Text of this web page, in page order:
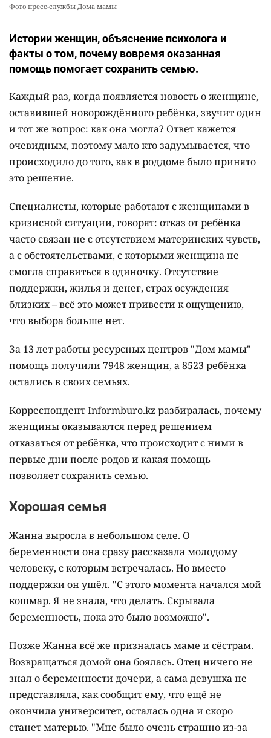
Фото пресс-службы Дома мамы
Истории женщин, объяснение психолога и
факты о том, почему вовремя оказанная
помощь помогает сохранить семью.
Каждый раз, когда появляется новость о женщине,
оставившей новорождённого ребёнка, звучит один
и тот же вопрос: как она могла? Ответ кажется
очевидным, поэтому мало кто задумывается, что
происходило до того, как в роддоме было принято
это решение.
Специалисты, которые работают с женщинами в
кризисной ситуации, говорят: отказ от ребёнка
часто связан не с отсутствием материнских чувств,
а с обстоятельствами, с которыми женщина не
смогла справиться в одиночку. Отсутствие
поддержки, жилья и денег, страх осуждения
близких – всё это может привести к ощущению,
что выбора больше нет.
За 13 лет работы ресурсных центров "Дом мамы"
помощь получили 7948 женщин, а 8523 ребёнка
остались в своих семьях.
Корреспондент Informburo.kz разбиралась, почему
женщины оказываются перед решением
отказаться от ребёнка, что происходит с ними в
первые дни после родов и какая помощь
позволяет сохранить семью.
Хорошая семья
Жанна выросла в небольшом селе. О
беременности она сразу рассказала молодому
человеку, с которым встречалась. Но вместо
поддержки он ушёл. "С этого момента начался мой
кошмар. Я не знала, что делать. Скрывала
беременность, пока это было возможно".
Позже Жанна всё же призналась маме и сёстрам.
Возвращаться домой она боялась. Отец ничего не
знал о беременности дочери, а сама девушка не
представляла, как сообщит ему, что ещё не
окончила университет, осталась одна и скоро
станет матерью. "Мне было очень страшно из-за